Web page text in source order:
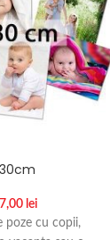
7,00 lei
poze cu copii,